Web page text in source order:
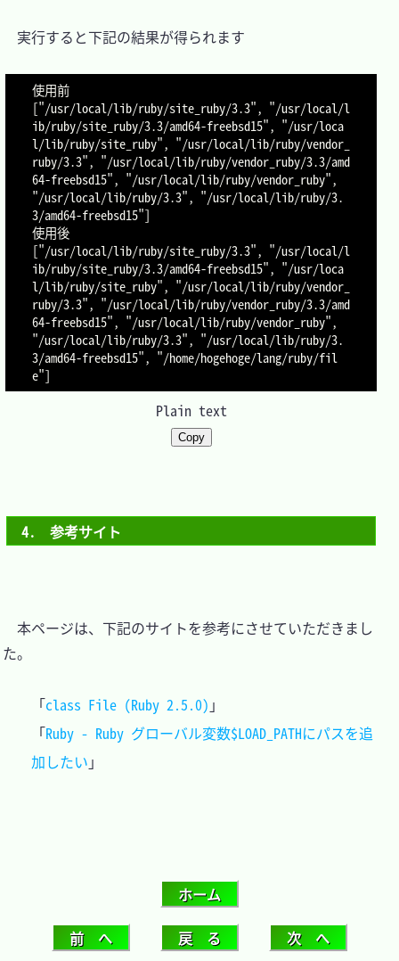
実行すると下記の結果が得られます
使用前
["/usr/local/lib/ruby/site_ruby/3.3", "/usr/local/l
ib/ruby/site_ruby/3.3/amd64-freebsd15", "/usr/loca
l/lib/ruby/site_ruby", "/usr/local/lib/ruby/vendor_
ruby/3.3", "/usr/local/lib/ruby/vendor_ruby/3.3/amd
64-freebsd15", "/usr/local/lib/ruby/vendor_ruby",
"/usr/local/lib/ruby/3.3", "/usr/local/lib/ruby/3.
3/amd64-freebsd15"]
使用後
["/usr/local/lib/ruby/site_ruby/3.3", "/usr/local/l
ib/ruby/site_ruby/3.3/amd64-freebsd15", "/usr/loca
l/lib/ruby/site_ruby", "/usr/local/lib/ruby/vendor_
ruby/3.3", "/usr/local/lib/ruby/vendor_ruby/3.3/amd
64-freebsd15", "/usr/local/lib/ruby/vendor_ruby",
"/usr/local/lib/ruby/3.3", "/usr/local/lib/ruby/3.
3/amd64-freebsd15", "/home/hogehoge/lang/ruby/fil
Plain text
Copy
4.　参考サイト
本ページは、下記のサイトを参考にさせていただきまし
た。
「class File (Ruby 2.5.0) 」
「Ruby - Ruby グローバル変数$LOAD_PATHにパスを追
加したい